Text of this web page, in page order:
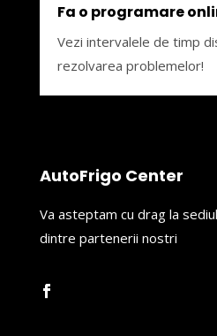
Fa o programare
Vezi intervalele de timp
rezolvarea problemelor!
AutoFrigo Center
Va asteptam cu drag la
dintre partenerii nostri